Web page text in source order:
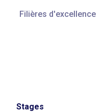
Filières d'excellence
Stages